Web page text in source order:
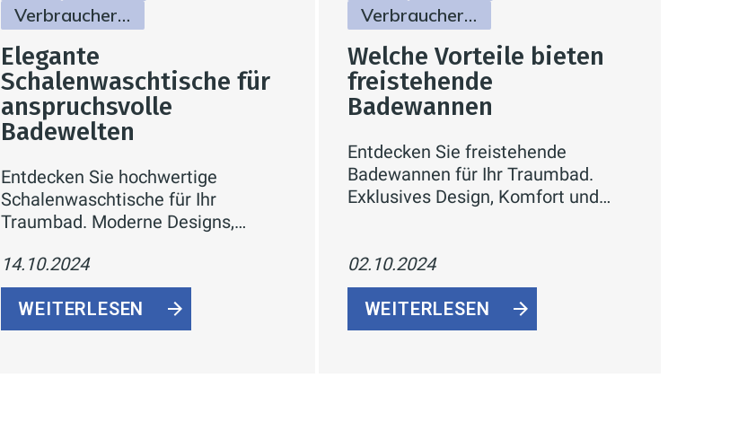
Verbraucherinfos
Elegante
Schalenwaschtische für
anspruchsvolle
Badewelten
Entdecken Sie hochwertige
Schalenwaschtische für Ihr
Traumbad. Moderne Designs,
innovative Funktionen vereint.
Jetzt inspirieren lassen!
14.10.2024
WEITERLESEN
Verbraucherinfos
Welche Vorteile bieten
freistehende
Badewannen
Entdecken Sie freistehende
Badewannen für Ihr Traumbad.
Exklusives Design, Komfort und
02.10.2024
WEITERLESEN